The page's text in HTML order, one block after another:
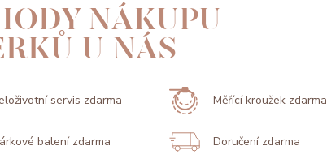
NÁKUPU
U NÁS
servis zdarma Měřící kroužek zdarma
balení zdarma Doručení zdarma